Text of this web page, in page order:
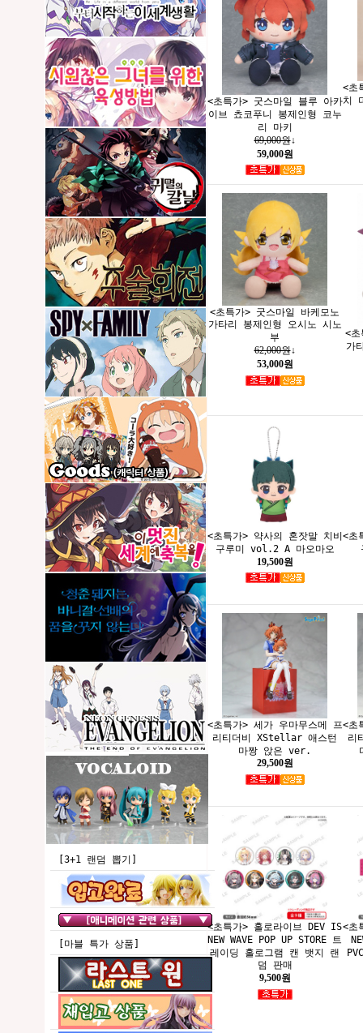
[3+1 랜덤 뽑기]
[마블 특가 상품]
<초특가> 굿스마일 블루 아카
이브 쵸코푸니 봉제인형 코누
리 마키
69,000원↓
59,000원
<초
치
<초특가> 굿스마일 바케모노
가타리 봉제인형 오시노 시노
부
62,000원↓
53,000원
<
가
<초특가> 약사의 혼잣말 치비
구루미 vol.2 A 마오마오
19,500원
<초
<초특가> 세가 우마무스메 프
리티더비 XStellar 애스턴
마짱 앉은 ver.
29,500원
<초
리
<초특가> 홀로라이브 DEV IS
NEW WAVE POP UP STORE 트
레이딩 홀로그램 캔 뱃지 랜
덤 판매
9,500원
<초